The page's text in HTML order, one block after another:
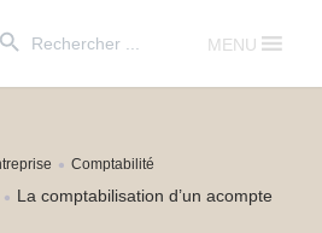
for:
MENU
Comptabilité
La comptabilisation d’un acompte